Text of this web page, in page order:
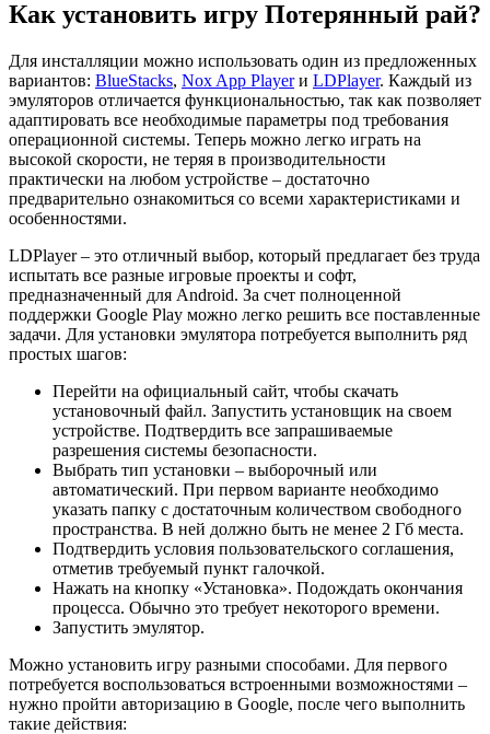
Как установить игру Потерянный рай?
Для инсталляции можно использовать один из предложенных
вариантов: BlueStacks, Nox App Playerи LDPlayer. Каждый из
эмуляторов отличается функциональностью, так как позволяет
адаптировать все необходимые параметры под требования
операционной системы. Теперь можно легко играть на
высокой скорости, не теряя в производительности
практически на любом устройстве – достаточно
предварительно ознакомиться со всеми характеристиками и
особенностями.
LDPlayer – это отличный выбор, который предлагает без труда
испытать все разные игровые проекты и софт,
предназначенный для Android. За счет полноценной
поддержки Google Play можно легко решить все поставленные
задачи. Для установки эмулятора потребуется выполнить ряд
простых шагов:
Перейти на официальный сайт, чтобы скачать
установочный файл. Запустить установщик на своем
устройстве. Подтвердить все запрашиваемые
разрешения системы безопасности.
Выбрать тип установки – выборочный или
автоматический. При первом варианте необходимо
указать папку с достаточным количеством свободного
пространства. В ней должно быть не менее 2 Гб места.
Подтвердить условия пользовательского соглашения,
отметив требуемый пункт галочкой.
Нажать на кнопку «Установка». Подождать окончания
процесса. Обычно это требует некоторого времени.
Запустить эмулятор.
Можно установить игру разными способами. Для первого
потребуется воспользоваться встроенными возможностями –
нужно пройти авторизацию в Google, после чего выполнить
такие действия: